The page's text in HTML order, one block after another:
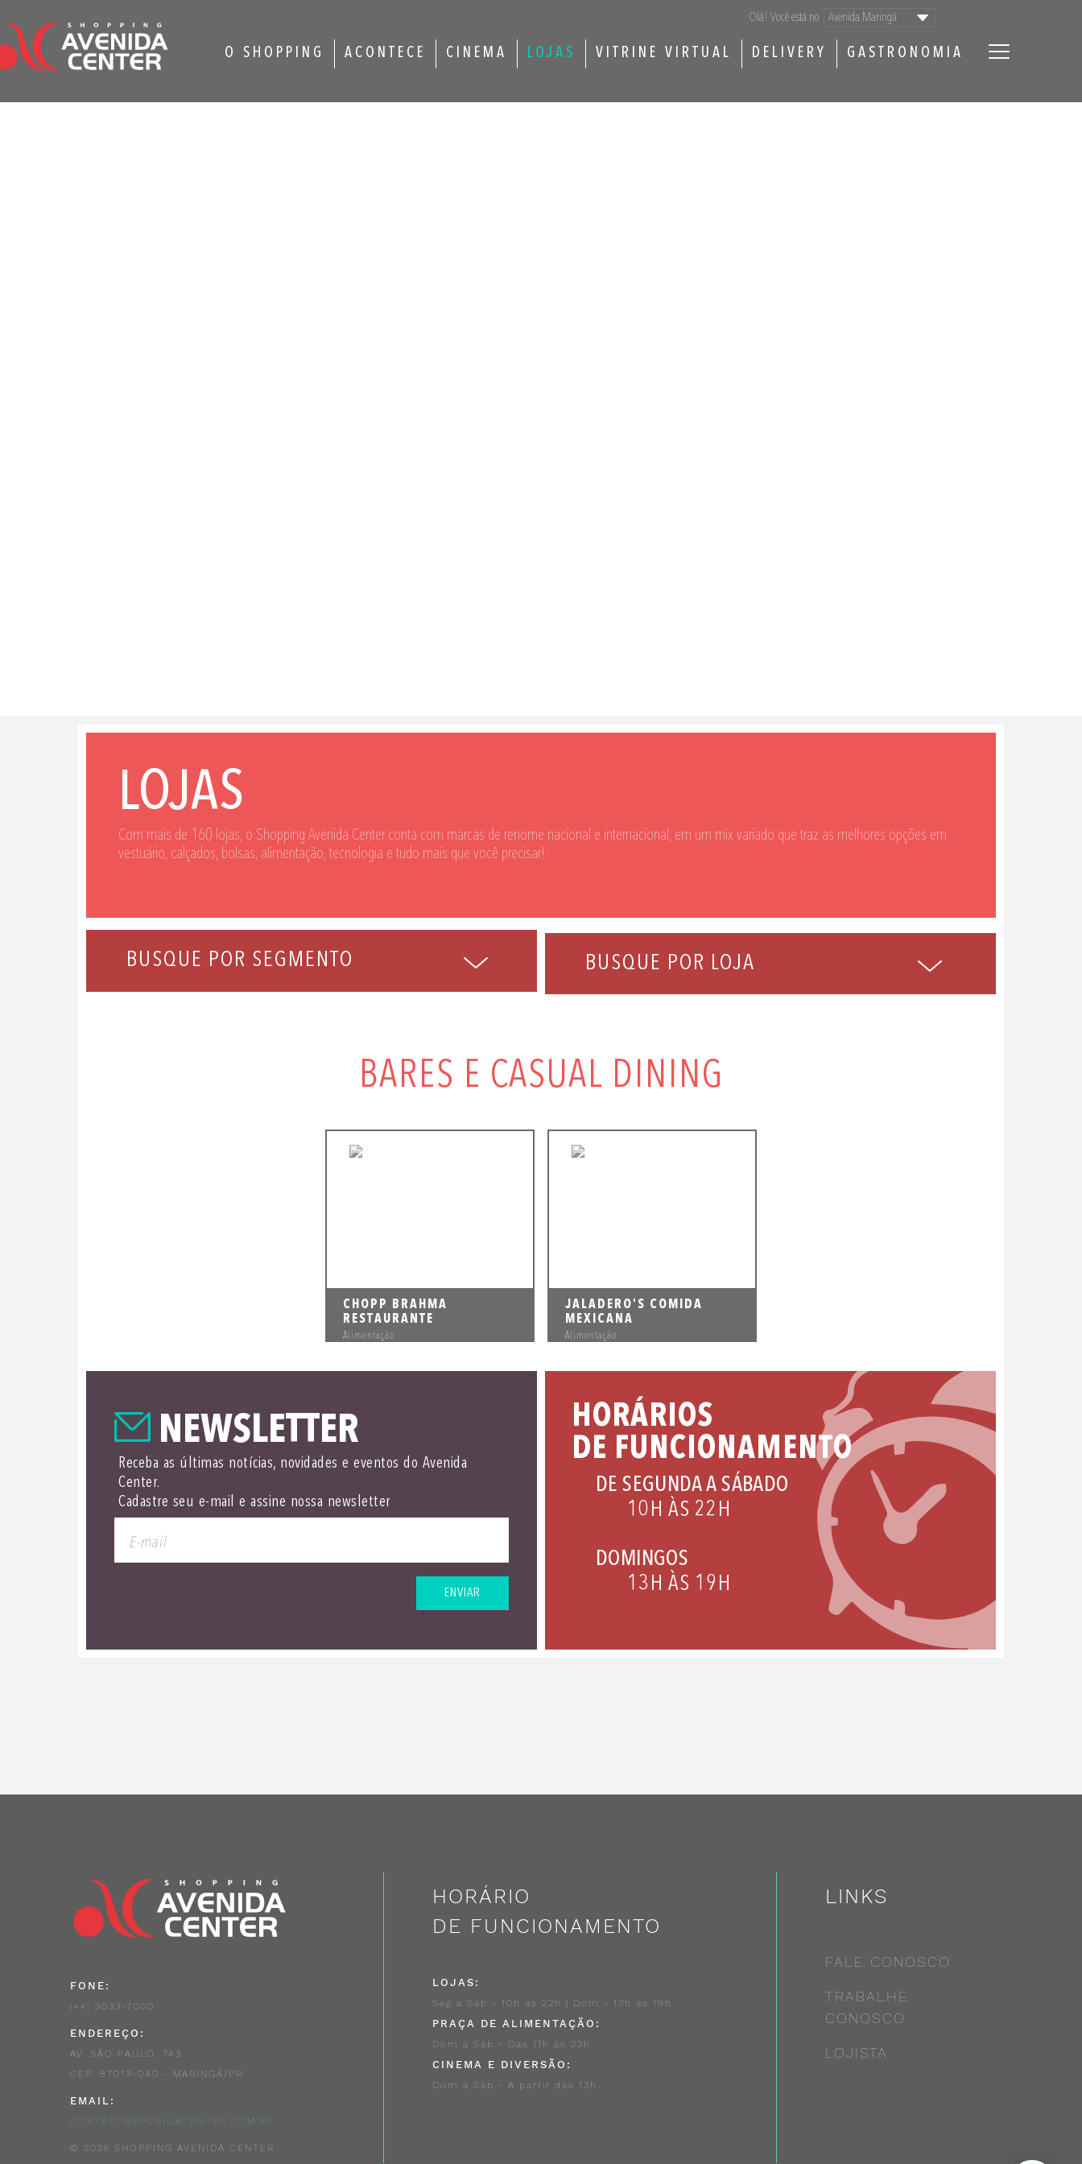
Olá! Você está no
O SHOPPING ACONTECE CINEMA LOJAS VITRINE VIRTUAL DELIVERY GASTRONOMIA
LOJAS
Com mais de 160 lojas, o Shopping Avenida Center conta com marcas de renome nacional e internacional, em um mix variado que traz as melhores opções em
vestuário, calçados, bolsas, alimentação, tecnologia e tudo mais que você precisar!
BUSQUE POR LOJA
BARES E CASUAL DINING
CHOPP BRAHMA
RESTAURANTE
Alimentação
JALADERO'S COMIDA
MEXICANA
Alimentação
NEWSLETTER
Receba as últimas notícias, novidades e eventos do Avenida
Center.
Cadastre seu e-mail e assine nossa newsletter
ENVIAR
HORÁRIOS
DE FUNCIONAMENTO
DE SEGUNDA A SÁBADO
10H ÀS 22H
DOMINGOS
13H ÀS 19H
FONE:
(44) 3033-7000
ENDEREÇO:
AV. SÃO PAULO, 743
CEP: 87013-040 - MARINGÁ/PR
EMAIL:
CONTATO@AVENIDACENTER.COM.BR
© 2026 SHOPPING AVENIDA CENTER
HORÁRIO
DE FUNCIONAMENTO
LOJAS:
Seg à Sáb - 10h às 22h | Dom - 13h às 19h
PRAÇA DE ALIMENTAÇÃO:
Dom à Sáb - Das 11h às 22h
CINEMA E DIVERSÃO:
Dom à Sáb - A partir das 13h
LINKS
FALE CONOSCO
TRABALHE
CONOSCO
LOJISTA